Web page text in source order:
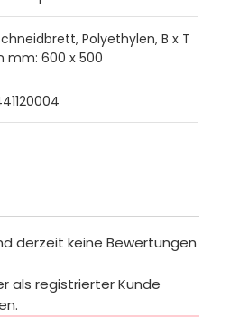
Polyethylen, B x T
mm: 600 x 500
derzeit keine Bewertungen
als registrierter Kunde